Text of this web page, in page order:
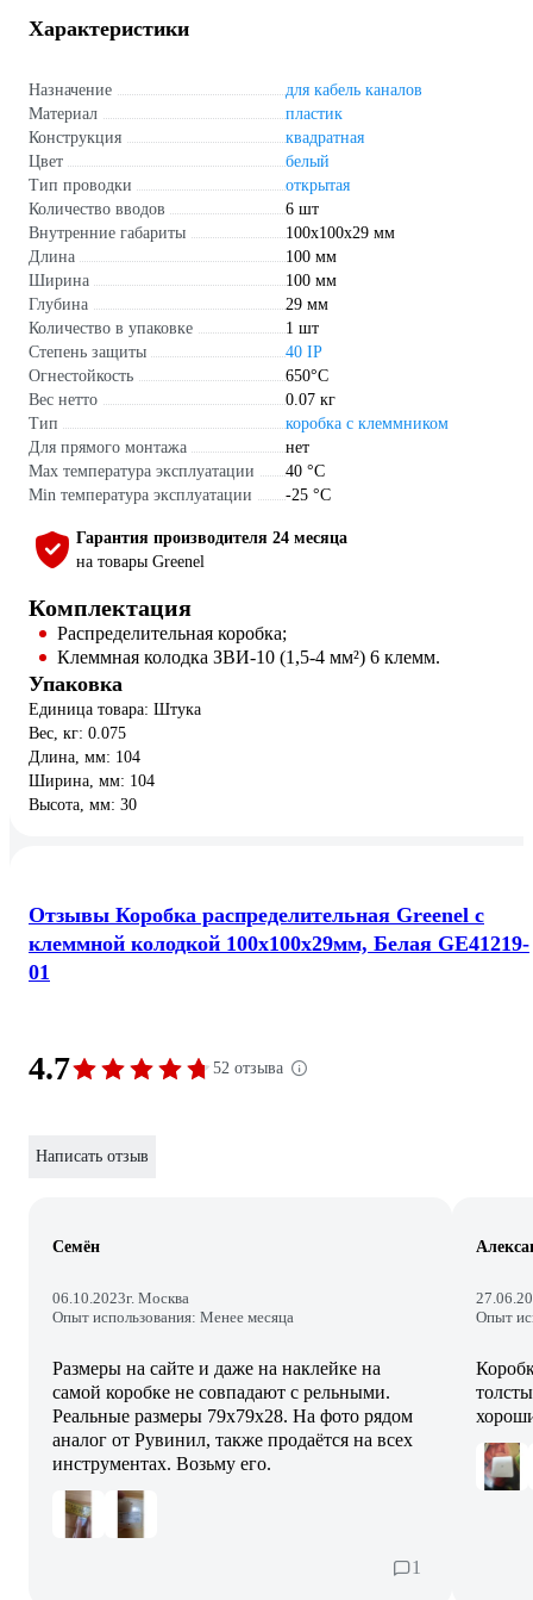
Характеристики
Назначение
для кабель каналов
Материал
пластик
Конструкция
квадратная
Цвет
белый
Тип проводки
открытая
Количество вводов
6 шт
Внутренние габариты
100х100х29 мм
Длина
100 мм
Ширина
100 мм
Глубина
29 мм
Количество в упаковке
1 шт
Степень защиты
40 IP
Огнестойкость
650°C
Вес нетто
0.07 кг
Тип
коробка с клеммником
Для прямого монтажа
нет
Max температура эксплуатации
40 °С
Min температура эксплуатации
-25 °С
Гарантия производителя 24 месяца
на товары Greenel
Комплектация
Распределительная коробка;
Клеммная колодка ЗВИ-10 (1,5-4 мм²) 6 клемм.
Упаковка
Единица товара: Штука
Вес, кг: 0.075
Длина, мм: 104
Ширина, мм: 104
Высота, мм: 30
Отзывы Коробка распределительная Greenel с
клеммной колодкой 100х100х29мм, Белая GE41219-
01
4.7 52 отзыва
Написать отзыв
Семён
06.10.2023г. Москва
Опыт использования: Менее месяца
Размеры на сайте и даже на наклейке на
самой коробке не совпадают с рельными.
Реальные размеры 79х79х28. На фото рядом
аналог от Рувинил, также продаётся на всех
инструментах. Возьму его.
1
Опыт